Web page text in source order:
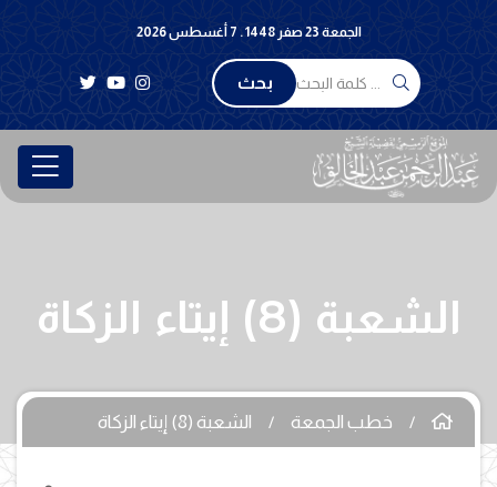
الجمعة 23 صفر 1448 . 7 أغسطس 2026
بحث
الشعبة (8) إيتاء الزكاة
خطب الجمعة الشعبة (8) إيتاء الزكاة